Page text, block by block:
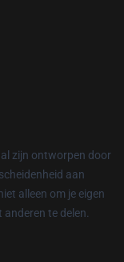
zijn ontworpen door
aan
alleen om je eigen
te delen.